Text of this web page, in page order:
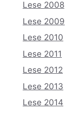
Lese 2008
Lese 2009
Lese 2010
Lese 2011
Lese 2012
Lese 2013
Lese 2014